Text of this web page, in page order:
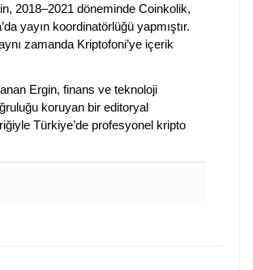
2018–2021 döneminde Coinkolik,
yayın koordinatörlüğü yapmıştır.
zamanda Kriptofoni’ye içerik
Ergin, finans ve teknoloji
koruyan bir editoryal
Türkiye’de profesyonel kripto